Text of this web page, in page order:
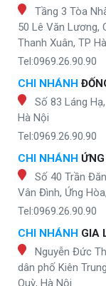
Tầng 3 Tòa
50 Lê Văn Lương,
Thanh Xuân, TP
Tel:0969.26.90.90
CHI NHÁNH
Số 83 Láng
Hà Nội
Tel:0969.26.90.90
CHI NHÁNH
Số 40 Trần
Vân Đình, Ứng
Tel:0969.26.90.90
CHI NHÁNH GIA
Nguyễn Đức
dân phố Kiên
Quỳ, Hà Nội